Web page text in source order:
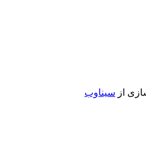
از سیناوب